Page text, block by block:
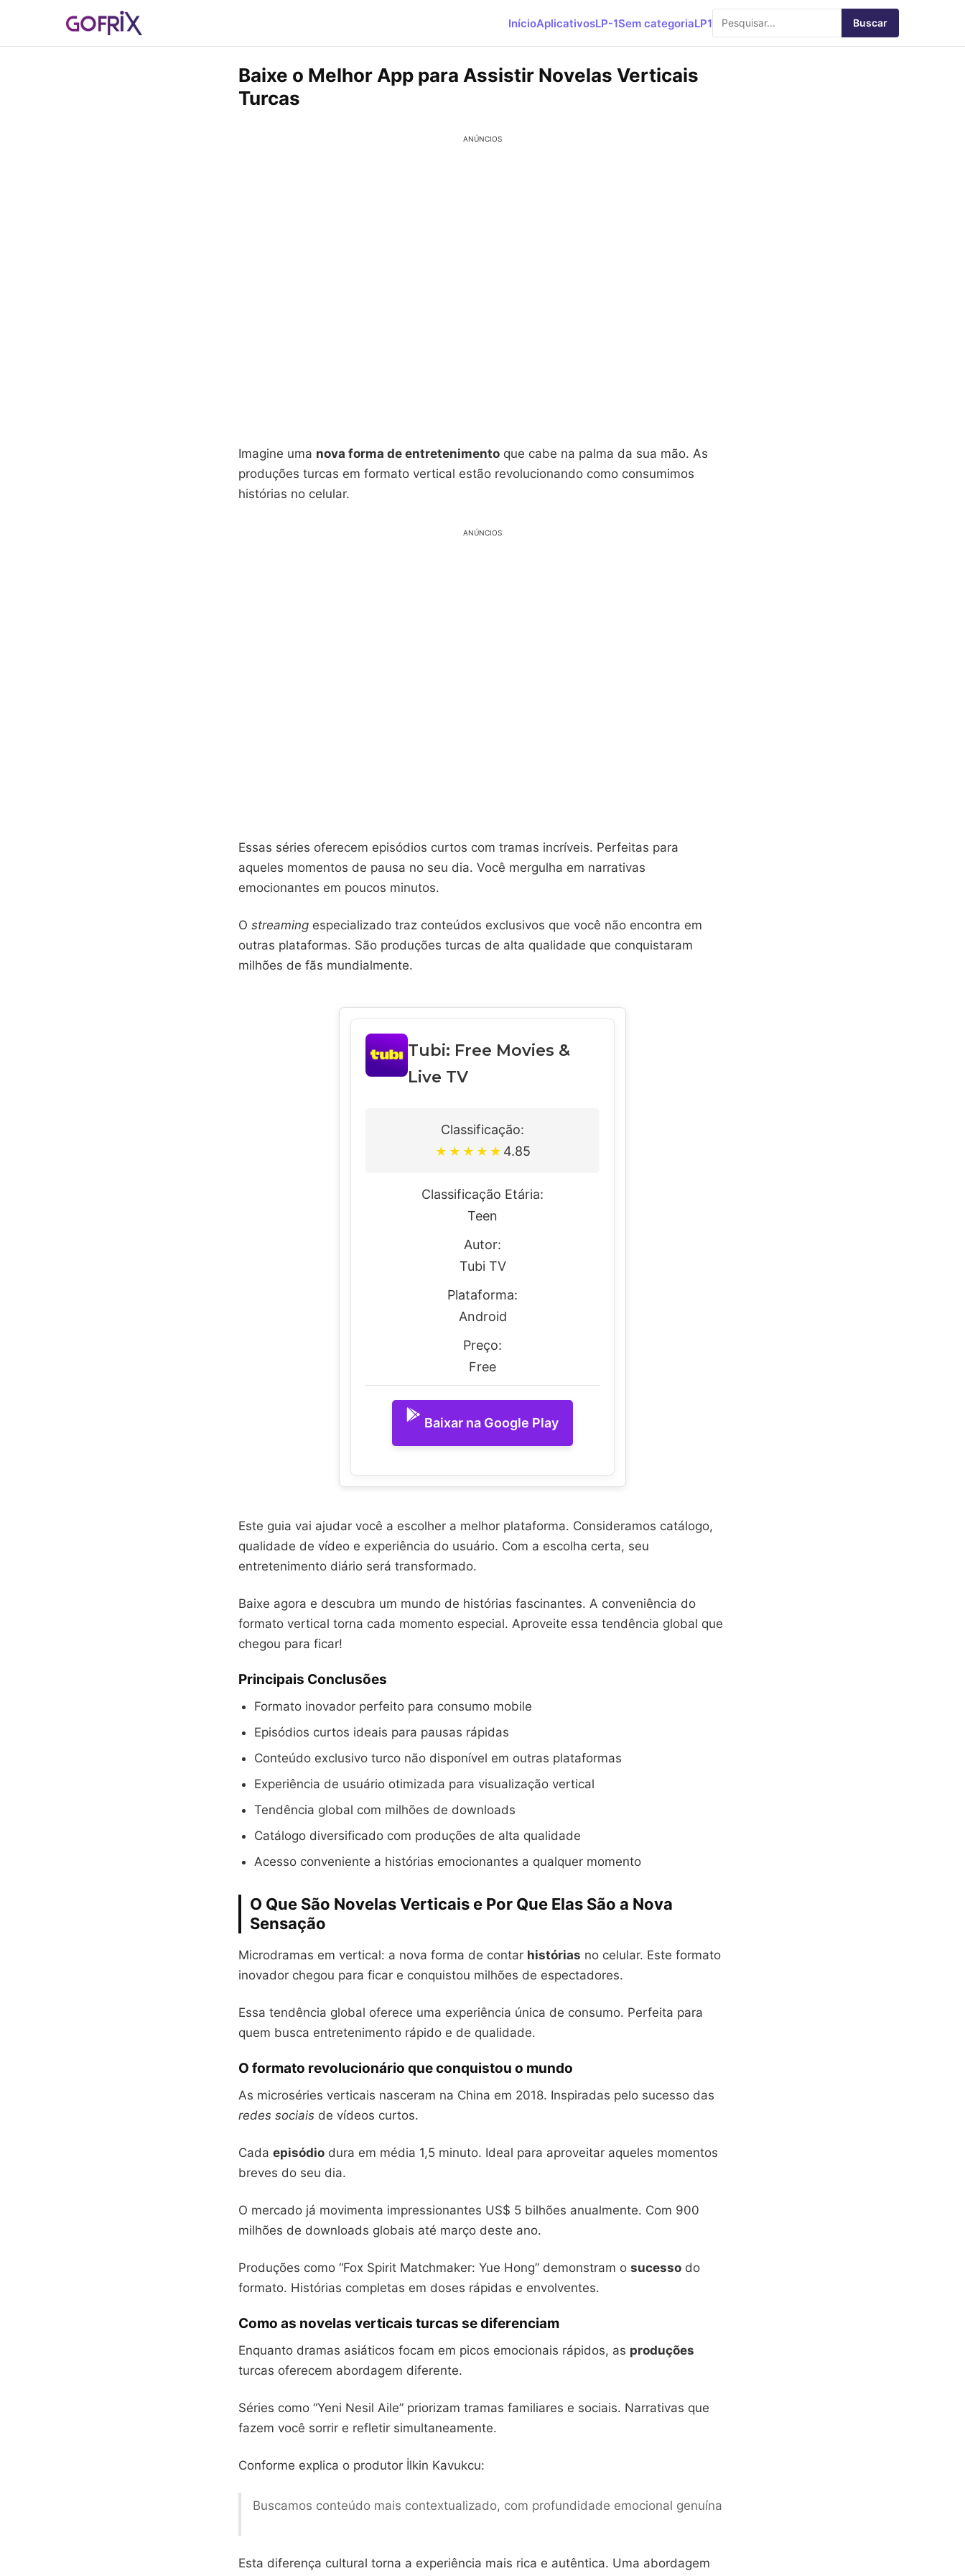
InícioAplicativosLP-1Sem categoriaLP1 Buscar
Baixe o Melhor App para Assistir Novelas Verticais
Turcas
ANÚNCIOS
Imagine uma nova forma de entretenimento que cabe na palma da sua mão. As
produções turcas em formato vertical estão revolucionando como consumimos
histórias no celular.
ANÚNCIOS
Essas séries oferecem episódios curtos com tramas incríveis. Perfeitas para
aqueles momentos de pausa no seu dia. Você mergulha em narrativas
emocionantes em poucos minutos.
O streaming especializado traz conteúdos exclusivos que você não encontra em
outras plataformas. São produções turcas de alta qualidade que conquistaram
milhões de fãs mundialmente.
Tubi: Free Movies &
Live TV
Classificação:
★ ★ ★ ★ ★ 4.85
Classificação Etária:
Teen
Autor:
Tubi TV
Plataforma:
Android
Preço:
Free
Baixar na Google Play
Este guia vai ajudar você a escolher a melhor plataforma. Consideramos catálogo,
qualidade de vídeo e experiência do usuário. Com a escolha certa, seu
entretenimento diário será transformado.
Baixe agora e descubra um mundo de histórias fascinantes. A conveniência do
formato vertical torna cada momento especial. Aproveite essa tendência global que
chegou para ficar!
Principais Conclusões
Formato inovador perfeito para consumo mobile
Episódios curtos ideais para pausas rápidas
Conteúdo exclusivo turco não disponível em outras plataformas
Experiência de usuário otimizada para visualização vertical
Tendência global com milhões de downloads
Catálogo diversificado com produções de alta qualidade
Acesso conveniente a histórias emocionantes a qualquer momento
O Que São Novelas Verticais e Por Que Elas São a Nova
Sensação
Microdramas em vertical: a nova forma de contar histórias no celular. Este formato
inovador chegou para ficar e conquistou milhões de espectadores.
Essa tendência global oferece uma experiência única de consumo. Perfeita para
quem busca entretenimento rápido e de qualidade.
O formato revolucionário que conquistou o mundo
As microséries verticais nasceram na China em 2018. Inspiradas pelo sucesso das
redes sociais de vídeos curtos.
Cada episódio dura em média 1,5 minuto. Ideal para aproveitar aqueles momentos
breves do seu dia.
O mercado já movimenta impressionantes US$ 5 bilhões anualmente. Com 900
milhões de downloads globais até março deste ano.
Produções como “Fox Spirit Matchmaker: Yue Hong” demonstram o sucesso do
formato. Histórias completas em doses rápidas e envolventes.
Como as novelas verticais turcas se diferenciam
Enquanto dramas asiáticos focam em picos emocionais rápidos, as produções
turcas oferecem abordagem diferente.
Séries como “Yeni Nesil Aile” priorizam tramas familiares e sociais. Narrativas que
fazem você sorrir e refletir simultaneamente.
Conforme explica o produtor İlkin Kavukcu:
Buscamos conteúdo mais contextualizado, com profundidade emocional genuína
Esta diferença cultural torna a experiência mais rica e autêntica. Uma abordagem